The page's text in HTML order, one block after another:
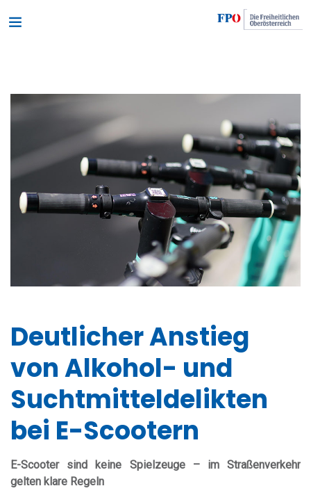
Deutlicher Anstieg
von Alkohol- und
Suchtmitteldelikten
bei E-Scootern
E-Scooter sind keine Spielzeuge – im Straßenverkehr
gelten klare Regeln